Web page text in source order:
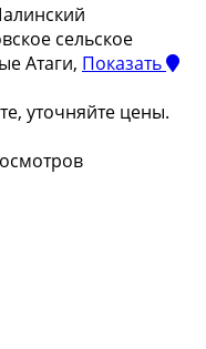
сельское
Атаги, Показать
уточняйте цены.